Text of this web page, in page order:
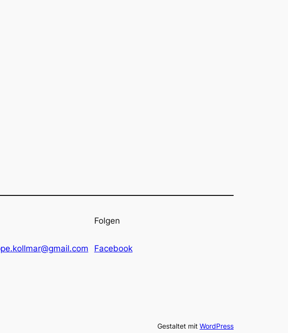
Folgen
Facebook
Gestaltet mit WordPress